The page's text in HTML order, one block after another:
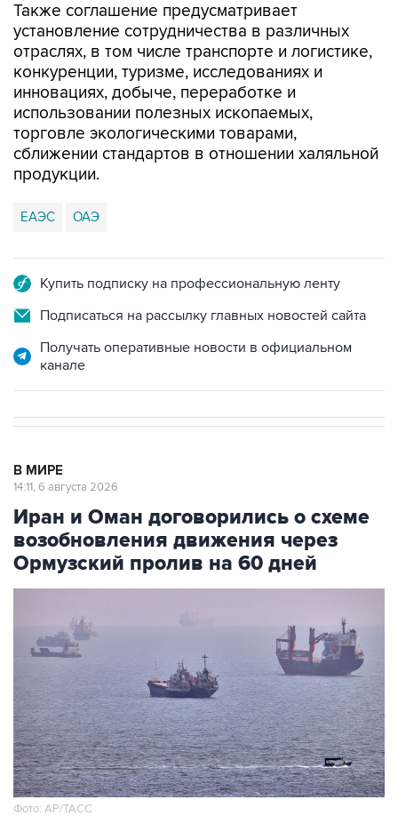
Также соглашение предусматривает
установление сотрудничества в различных
отраслях, в том числе транспорте и логистике,
конкуренции, туризме, исследованиях и
инновациях, добыче, переработке и
использовании полезных ископаемых,
торговле экологическими товарами,
сближении стандартов в отношении халяльной
продукции.
ЕАЭС ОАЭ
Купить подписку на профессиональную ленту
Подписаться на рассылку главных новостей сайта
Получать оперативные новости в официальном
канале
В МИРЕ
14:11, 6 августа 2026
Иран и Оман договорились о схеме
возобновления движения через
Ормузский пролив на 60 дней
Фото: AP/ТАСС